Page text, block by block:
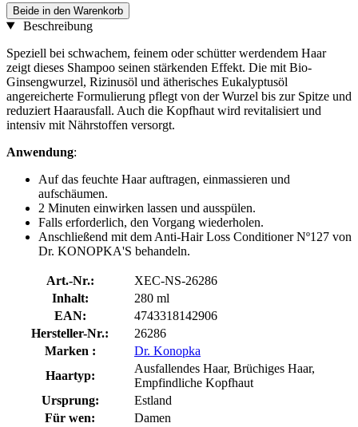
Beide in den Warenkorb
Beschreibung
Speziell bei schwachem, feinem oder schütter werdendem Haar
zeigt dieses Shampoo seinen stärkenden Effekt. Die mit Bio-
Ginsengwurzel, Rizinusöl und ätherisches Eukalyptusöl
angereicherte Formulierung pflegt von der Wurzel bis zur Spitze und
reduziert Haarausfall. Auch die Kopfhaut wird revitalisiert und
intensiv mit Nährstoffen versorgt.
Anwendung:
Auf das feuchte Haar auftragen, einmassieren und
aufschäumen.
2 Minuten einwirken lassen und ausspülen.
Falls erforderlich, den Vorgang wiederholen.
Anschließend mit dem Anti-Hair Loss Conditioner Nº127 von
Dr. KONOPKA'S behandeln.
Art.-Nr.:
XEC-NS-26286
Inhalt:
280 ml
EAN:
4743318142906
Hersteller-Nr.:
26286
Marken :
Dr. Konopka
Haartyp:
Ausfallendes Haar, Brüchiges Haar,
Empfindliche Kopfhaut
Ursprung:
Estland
Für wen:
Damen